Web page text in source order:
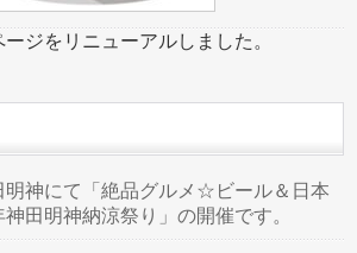
ジをリニューアルしました。
明神にて「絶品グルメ☆ビール＆日本
田明神納涼祭り」の開催です。